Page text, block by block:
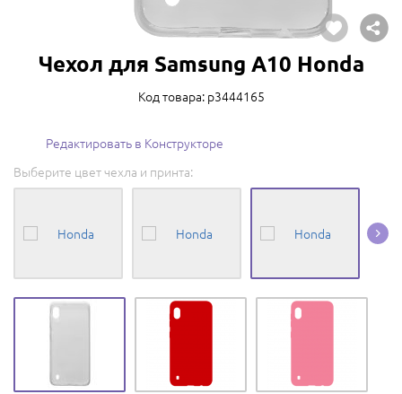
Чехол для Samsung A10 Honda
Код товара: p3444165
Редактировать в Конструкторе
Выберите цвет чехла и принта: